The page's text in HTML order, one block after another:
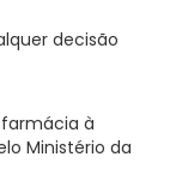
decisão
à
Ministério da